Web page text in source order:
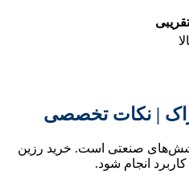
| نکات تخصصی
صنعتی است. خرید رزین
انجام شود.